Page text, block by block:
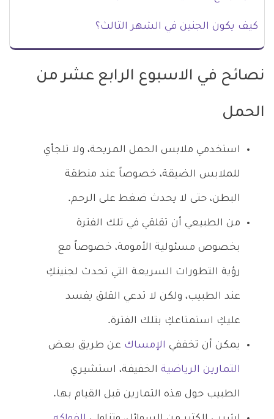
كيف يكون الجنين في الشهر الثالث؟
نصائح في الاسبوع الرابع عشر من
الحمل
استخدمي ملابس الحمل المريحة، ولا تلجأي
للملابس الضيقة، خصوصاً عند منطقة
البطن، حتى لا يحدث ضغط على الرحم.
من الطبيعي أن تقلقي في تلك الفترة
بخصوص مسئولية الأمومة، خصوصاً مع
رؤية التطورات السريعة التي تحدث لجنينكِ
عند الطبيب، ولكن لا تدعي القلق يفسد
عليكِ استمتاعكِ بتلك الفترة.
يمكن أن تخففي الإمساك عن طريق بعض
التمارين الرياضية الخفيفة، استشيري
الطبيب حول هذه التمارين قبل القيام بها.